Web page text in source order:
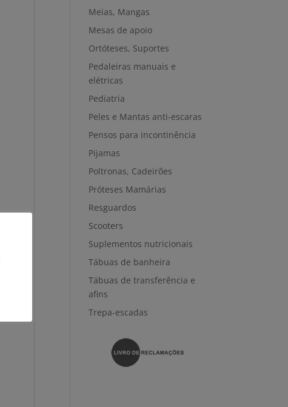
Meias, Mangas
Mesas de apoio
Ortóteses, Suportes
Pedaleiras manuais e
elétricas
Pediatria
Peles e Mantas anti-escaras
Pensos para incontinência
Pijamas
Poltronas, Cadeirões
Próteses Mamárias
Resguardos
Scooters
Suplementos nutricionais
Tábuas de banheira
Tábuas de transferência e
afins
Trepa-escadas